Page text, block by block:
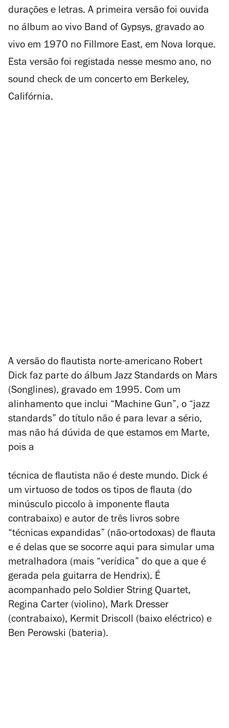
durações e letras. A primeira versão foi ouvida
no álbum ao vivo Band of Gypsys, gravado ao
vivo em 1970 no Fillmore East, em Nova Iorque.
Esta versão foi registada nesse mesmo ano, no
sound check de um concerto em Berkeley,
Califórnia.
A versão do flautista norte-americano Robert
Dick faz parte do álbum Jazz Standards on Mars
(Songlines), gravado em 1995. Com um
alinhamento que inclui “Machine Gun”, o “jazz
standards” do título não é para levar a sério,
mas não há dúvida de que estamos em Marte,
pois a
técnica de flautista não é deste mundo. Dick é
um virtuoso de todos os tipos de flauta (do
minúsculo piccolo à imponente flauta
contrabaixo) e autor de três livros sobre
“técnicas expandidas” (não-ortodoxas) de flauta
e é delas que se socorre aqui para simular uma
metralhadora (mais “verídica” do que a que é
gerada pela guitarra de Hendrix). É
acompanhado pelo Soldier String Quartet,
Regina Carter (violino), Mark Dresser
(contrabaixo), Kermit Driscoll (baixo eléctrico) e
Ben Perowski (bateria).